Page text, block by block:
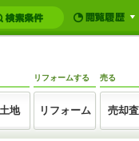
土地
リフォームする
リフォーム
売る
売却